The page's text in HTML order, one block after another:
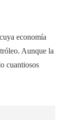
economía
Aunque la
cuantiosos